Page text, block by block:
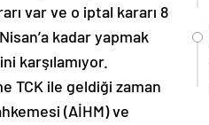
var ve o iptal kararı 8
kadar yapmak
karşılamıyor.
TCK ile geldiği zaman
(AİHM) ve